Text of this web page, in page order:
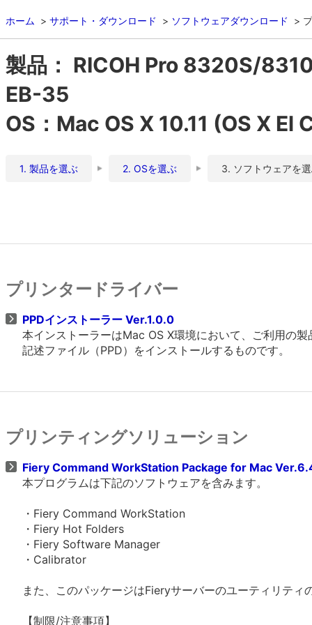
ホーム サポート・ダウンロード ソフトウェアダウンロード
製品： RICOH Pro 8320S/
EB-35
OS：Mac OS X 10.11 (OS X El
1. 製品を選ぶ 2. OSを選ぶ 3. ソフトウェアを
プリンタードライバー
PPDインストーラー Ver.1.0.0
本インストーラーはMac OS X環境において、ご利用の
記述ファイル（PPD）をインストールするものです。
プリンティングソリューション
Fiery Command WorkStation Package for Mac
本プログラムは下記のソフトウェアを含みます。
・Fiery Command WorkStation
・Fiery Hot Folders
・Fiery Software Manager
・Calibrator
また、このパッケージはFieryサーバーのユーティリティ
【制限/注意事項】